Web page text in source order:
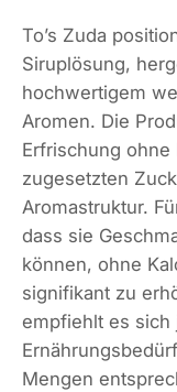
To’s Zuda
Siruplösung,
hochwertigem
Aromen. Die
Erfrischung
zugesetzten
Aromastruktur.
dass sie
können, ohne
signifikant zu
empfiehlt es sich
Mengen